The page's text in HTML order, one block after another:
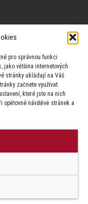
pro správnou funkci
jako většina internetových
stránky ukládají na Váš
začnete využívat.
které jste na nich
návštěvě stránek a
autoři.